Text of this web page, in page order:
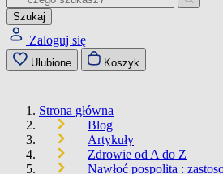
Szukaj
Zaloguj się
Ulubione Koszyk
Strona główna
Blog
Artykuły
Zdrowie od A do Z
Nawłoć pospolita :